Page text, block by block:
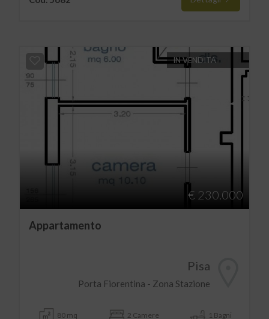
IN VENDITA
€ 230.000
Appartamento
Pisa
Porta Fiorentina - Zona Stazione
80 mq 2 Camere 1 Bagni